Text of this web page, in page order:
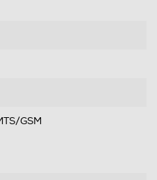
GSM